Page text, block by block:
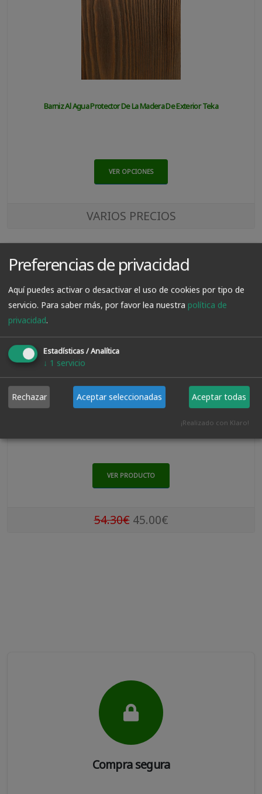
Barniz Al Agua Protector De La Madera De Exterior Teka
VER OPCIONES
VARIOS PRECIOS
Acabado Decorativo Decorwachs Interior/exterior 5 Litros Verde
VER PRODUCTO
54.30€45.00€
Compra segura
Preferencias de privacidad
Aquí puedes activar o desactivar el uso de cookies por tipo de
servicio. Para saber más, por favor lea nuestra política de
privacidad.
Estadísticas / Analítica
↓ 1 servicio
Rechazar Aceptar seleccionadas Aceptar todas
¡Realizado con Klaro!